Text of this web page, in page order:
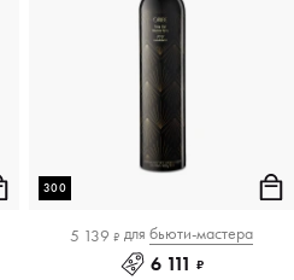
300
5 139 ₽ для бьюти-мастера
6 111 ₽